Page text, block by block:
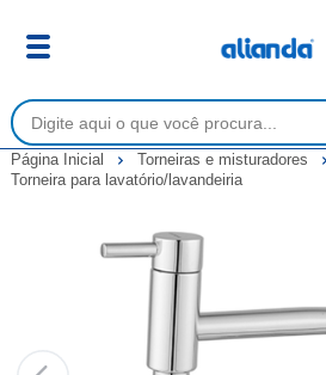
Página Inicial Torneiras e misturadores
Torneira para lavatório/lavandeiria